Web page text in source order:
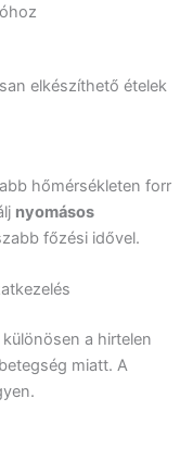
elkészíthető ételek
hőmérsékleten forr
nyomásos
főzési idővel.
a hirtelen
miatt. A